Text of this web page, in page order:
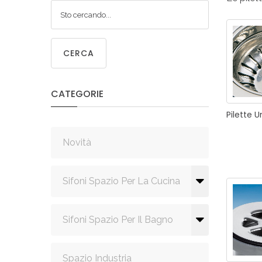
CERCA
CATEGORIE
Novità
Sifoni Spazio Per La Cucina
Sifoni Spazio Per Il Bagno
Spazio Industria
Pilette